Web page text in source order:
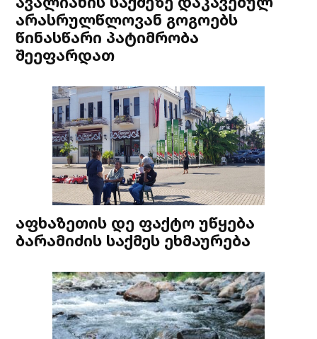
არასრულწლოვან გოგოებს
წინასწარი პატიმრობა
შეეფარდათ
აფხაზეთის დე ფაქტო უწყება
ბარამიძის საქმეს ეხმაურება